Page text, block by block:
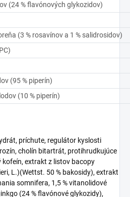
(24 % flavónových glykozidov)
(3 % rosavínov a 1 % salidrosidov)
(95 % piperín)
(10 % piperín)
príchute, regulátor kyslosti
cholín bitartrát, protihrudkujúce
kofeín, extrakt z listov bacopy
L.)(Wettst. 50 % bakosidy), extrakt
somnifera, 1,5 % vitanolidové
(24 % flavónové glykozidy),